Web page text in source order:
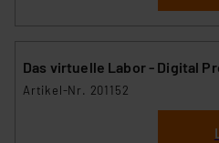
Das virtuelle Labor - Digital
Artikel-Nr. 201152